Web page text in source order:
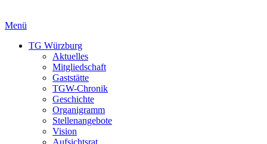
Menü
TG Würzburg
Aktuelles
Mitgliedschaft
Gaststätte
TGW-Chronik
Geschichte
Organigramm
Stellenangebote
Vision
Aufsichtsrat